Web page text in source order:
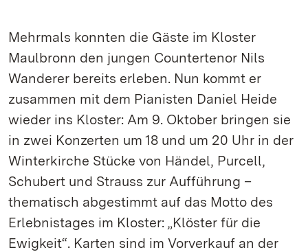
Mehrmals konnten die Gäste im Kloster
Maulbronn den jungen Countertenor Nils
Wanderer bereits erleben. Nun kommt er
zusammen mit dem Pianisten Daniel Heide
wieder ins Kloster: Am 9. Oktober bringen sie
in zwei Konzerten um 18 und um 20 Uhr in der
Winterkirche Stücke von Händel, Purcell,
Schubert und Strauss zur Aufführung –
thematisch abgestimmt auf das Motto des
Erlebnistages im Kloster: „Klöster für die
Ewigkeit“. Karten sind im Vorverkauf an der